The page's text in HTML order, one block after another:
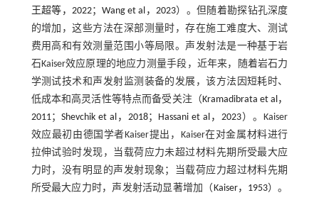
王超等，2022； Wang et al，2023）。但随着勘探钻孔深度
的增加，这些方法在深部测量时，存在施工难度大、测试
费用高和有效测量范围小等局限。声发射法是一种基于岩
石Kaiser效应原理的地应力测量手段，近年来，随着岩石力
学测试技术和声发射监测装备的发展，该方法因短耗时、
低成本和高灵活性等特点而备受关注（Kramadibrata et al，
2011； Shevchik et al，2018； Hassani et al，2023）。Kaiser
效应最初由德国学者Kaiser提出，Kaiser在对金属材料进行
拉伸试验时发现，当载荷应力未超过材料先期所受最大应
力时，没有明显的声发射现象；当载荷应力超过材料先期
所受最大应力时，声发射活动显著增加（Kaiser，1953）。